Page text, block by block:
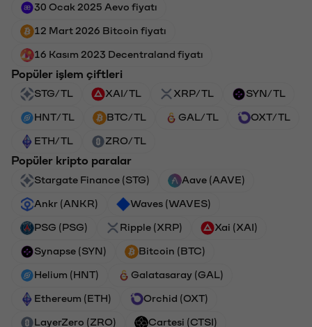
30 Ocak 2025 Aevo fiyatı
12 Mart 2026 Bitcoin fiyatı
16 Kasım 2023 Decentraland fiyatı
Popüler işlem çiftleri
STG/TL XAI/TL XRP/TL SYN/TL
HNT/TL BTC/TL GAL/TL OXT/TL
ETH/TL ZRO/TL
Popüler kripto paralar
Stargate Finance (STG) Aave (AAVE)
Ankr (ANKR) Waves (WAVES)
PSG (PSG) Ripple (XRP) Xai (XAI)
Synapse (SYN) Bitcoin (BTC)
Helium (HNT) Galatasaray (GAL)
Ethereum (ETH) Orchid (OXT)
LayerZero (ZRO) Cartesi (CTSI)